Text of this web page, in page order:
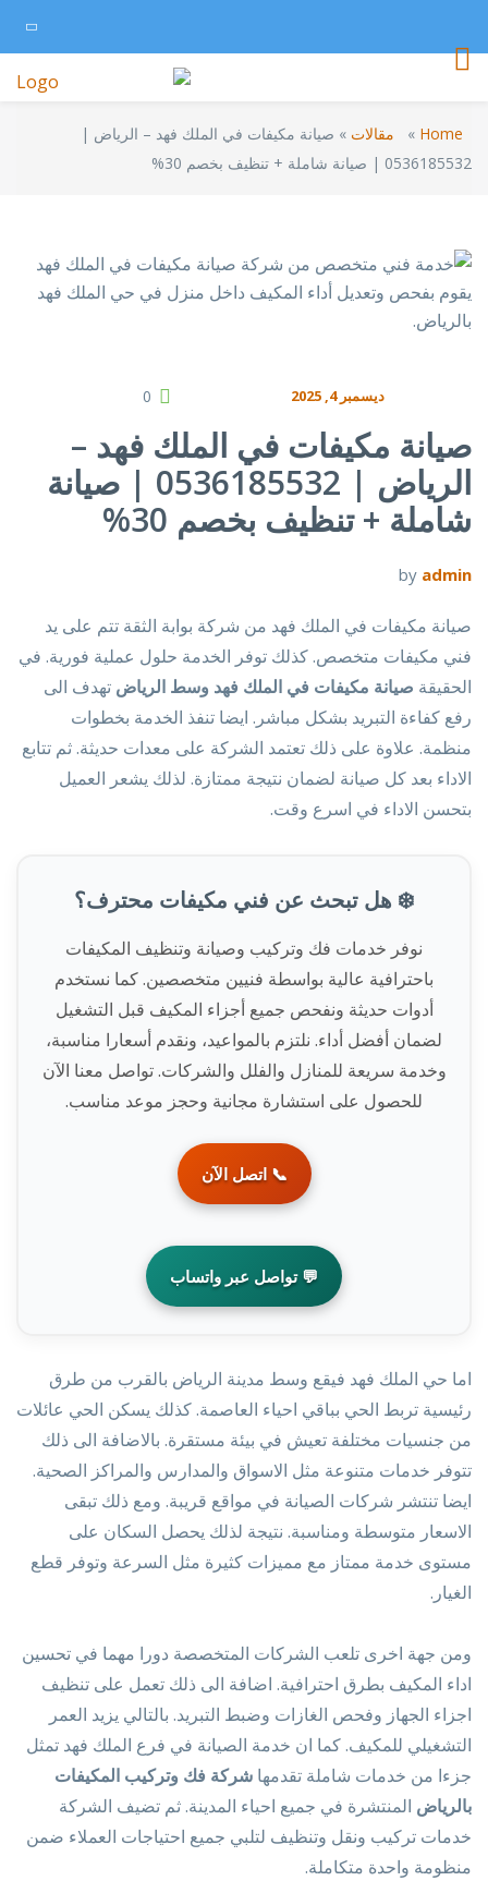
Home
» مقالات » صيانة مكيفات في الملك فهد – الرياض |
0536185532 | صيانة شاملة + تنظيف بخصم 30%
ديسمبر 4, 2025 0
صيانة مكيفات في الملك فهد –
الرياض | 0536185532 | صيانة
شاملة + تنظيف بخصم 30%
by admin
صيانة مكيفات في الملك فهد من شركة بوابة الثقة تتم على يد
فني مكيفات متخصص. كذلك توفر الخدمة حلول عملية فورية. في
الحقيقة صيانة مكيفات في الملك فهد وسط الرياض تهدف الى
رفع كفاءة التبريد بشكل مباشر. ايضا تنفذ الخدمة بخطوات
منظمة. علاوة على ذلك تعتمد الشركة على معدات حديثة. ثم تتابع
الاداء بعد كل صيانة لضمان نتيجة ممتازة. لذلك يشعر العميل
بتحسن الاداء في اسرع وقت.
❄️ هل تبحث عن فني مكيفات محترف؟
نوفر خدمات فك وتركيب وصيانة وتنظيف المكيفات
باحترافية عالية بواسطة فنيين متخصصين. كما نستخدم
أدوات حديثة ونفحص جميع أجزاء المكيف قبل التشغيل
لضمان أفضل أداء. نلتزم بالمواعيد، ونقدم أسعارا مناسبة،
وخدمة سريعة للمنازل والفلل والشركات. تواصل معنا الآن
للحصول على استشارة مجانية وحجز موعد مناسب.
📞 اتصل الآن
💬 تواصل عبر واتساب
اما حي الملك فهد فيقع وسط مدينة الرياض بالقرب من طرق
رئيسية تربط الحي بباقي احياء العاصمة. كذلك يسكن الحي عائلات
من جنسيات مختلفة تعيش في بيئة مستقرة. بالاضافة الى ذلك
تتوفر خدمات متنوعة مثل الاسواق والمدارس والمراكز الصحية.
ايضا تنتشر شركات الصيانة في مواقع قريبة. ومع ذلك تبقى
الاسعار متوسطة ومناسبة. نتيجة لذلك يحصل السكان على
مستوى خدمة ممتاز مع مميزات كثيرة مثل السرعة وتوفر قطع
الغيار.
ومن جهة اخرى تلعب الشركات المتخصصة دورا مهما في تحسين
اداء المكيف بطرق احترافية. اضافة الى ذلك تعمل على تنظيف
اجزاء الجهاز وفحص الغازات وضبط التبريد. بالتالي يزيد العمر
التشغيلي للمكيف. كما ان خدمة الصيانة في فرع الملك فهد تمثل
جزءا من خدمات شاملة تقدمها شركة فك وتركيب المكيفات
بالرياض المنتشرة في جميع احياء المدينة. ثم تضيف الشركة
خدمات تركيب ونقل وتنظيف لتلبي جميع احتياجات العملاء ضمن
منظومة واحدة متكاملة.